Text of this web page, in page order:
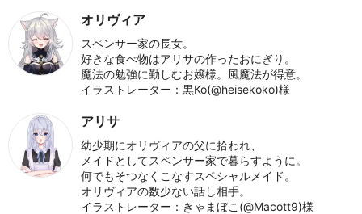
オリヴィア
スペンサー家の長女。
好きな食べ物はアリサの作ったおにぎり。
魔法の勉強に勤しむお嬢様。風魔法が得意。
イラストレーター：黒Ko(@heisekoko)様
アリサ
幼少期にオリヴィアの父に拾われ、
メイドとしてスペンサー家で暮らすように。
何でもそつなくこなすスペシャルメイド。
オリヴィアの数少ない話し相手。
イラストレーター：きゃまぼこ(@Macott9)様